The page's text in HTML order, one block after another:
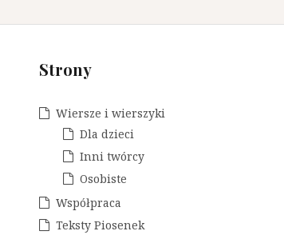
Strony
Wiersze i wierszyki
Dla dzieci
Inni twórcy
Osobiste
Współpraca
Teksty Piosenek